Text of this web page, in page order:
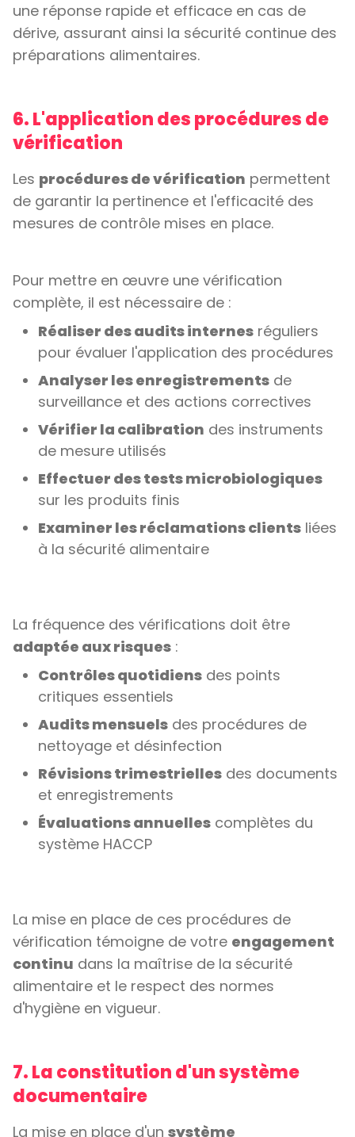
une réponse rapide et efficace en cas de
dérive, assurant ainsi la sécurité continue des
préparations alimentaires.
6. L'application des procédures de
vérification
Les procédures de vérification permettent
de garantir la pertinence et l'efficacité des
mesures de contrôle mises en place.
Pour mettre en œuvre une vérification
complète, il est nécessaire de :
Réaliser des audits internes réguliers
pour évaluer l'application des procédures
Analyser les enregistrements de
surveillance et des actions correctives
Vérifier la calibration des instruments
de mesure utilisés
Effectuer des tests microbiologiques
sur les produits finis
Examiner les réclamations clients liées
à la sécurité alimentaire
La fréquence des vérifications doit être
adaptée aux risques :
Contrôles quotidiens des points
critiques essentiels
Audits mensuels des procédures de
nettoyage et désinfection
Révisions trimestrielles des documents
et enregistrements
Évaluations annuelles complètes du
système HACCP
La mise en place de ces procédures de
vérification témoigne de votre engagement
continu dans la maîtrise de la sécurité
alimentaire et le respect des normes
d'hygiène en vigueur.
7. La constitution d'un système
documentaire
La mise en place d'un système